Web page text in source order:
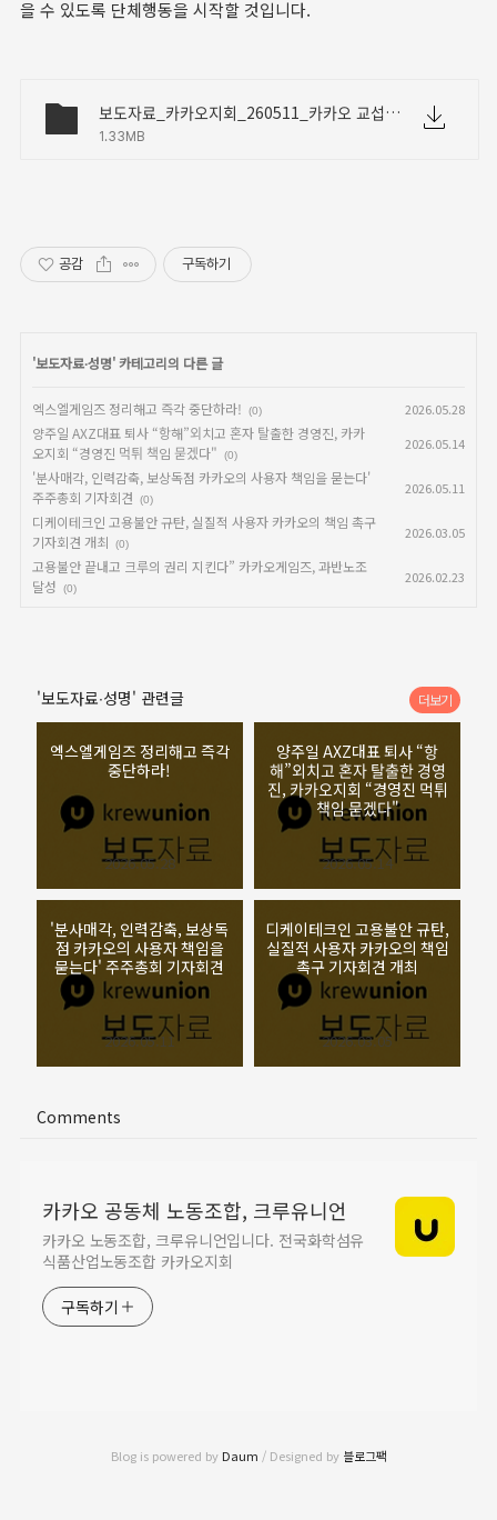
을 수 있도록 단체행동을 시작할 것입니다.
보도자료_카카오지회_260511_카카오 교섭 결렬 보도에 대한 반박보도자료.docx
1.33MB
공감 구독하기
'보도자료∙성명' 카테고리의 다른 글
엑스엘게임즈 정리해고 즉각 중단하라! (0) 2026.05.28
양주일 AXZ대표 퇴사 “항해”외치고 혼자 탈출한 경영진, 카카
오지회 “경영진 먹튀 책임 묻겠다"
(0)
2026.05.14
'분사매각, 인력감축, 보상독점 카카오의 사용자 책임을 묻는다'
주주총회 기자회견
(0)
2026.05.11
디케이테크인 고용불안 규탄, 실질적 사용자 카카오의 책임 촉구
기자회견 개최
(0)
2026.03.05
고용불안 끝내고 크루의 권리 지킨다” 카카오게임즈, 과반노조
달성
(0)
2026.02.23
'보도자료∙성명' 관련글
엑스엘게임즈 정리해고 즉각
중단하라!
2026.05.28
양주일 AXZ대표 퇴사 “항
해”외치고 혼자 탈출한 경영
진, 카카오지회 “경영진 먹튀
책임 묻겠다"
2026.05.14
'분사매각, 인력감축, 보상독
점 카카오의 사용자 책임을
묻는다' 주주총회 기자회견
2026.05.11
디케이테크인 고용불안 규탄,
실질적 사용자 카카오의 책임
촉구 기자회견 개최
2026.03.05
더보기
Comments
카카오 공동체 노동조합, 크루유니언
카카오 노동조합, 크루유니언입니다. 전국화학섬유
식품산업노동조합 카카오지회
구독하기
Blog is powered by Daum / Designed by 블로그팩